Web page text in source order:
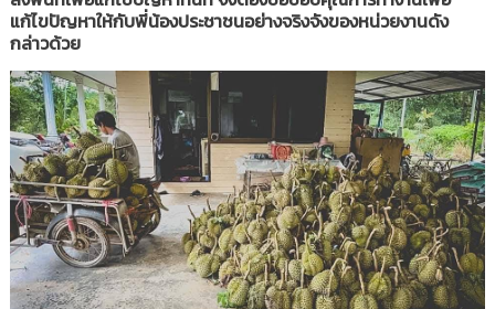
แก้ไขปัญหาให้กับพี่น้องประชาชนอย่างจริงจังของหน่วยงานดัง
กล่าวด้วย